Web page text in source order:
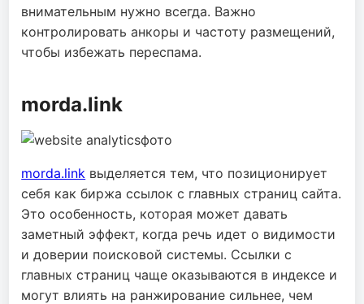
внимательным нужно всегда. Важно
контролировать анкоры и частоту размещений,
чтобы избежать переспама.
morda.link
morda.link выделяется тем, что позиционирует
себя как биржа ссылок с главных страниц сайта.
Это особенность, которая может давать
заметный эффект, когда речь идет о видимости
и доверии поисковой системы. Ссылки с
главных страниц чаще оказываются в индексе и
могут влиять на ранжирование сильнее, чем